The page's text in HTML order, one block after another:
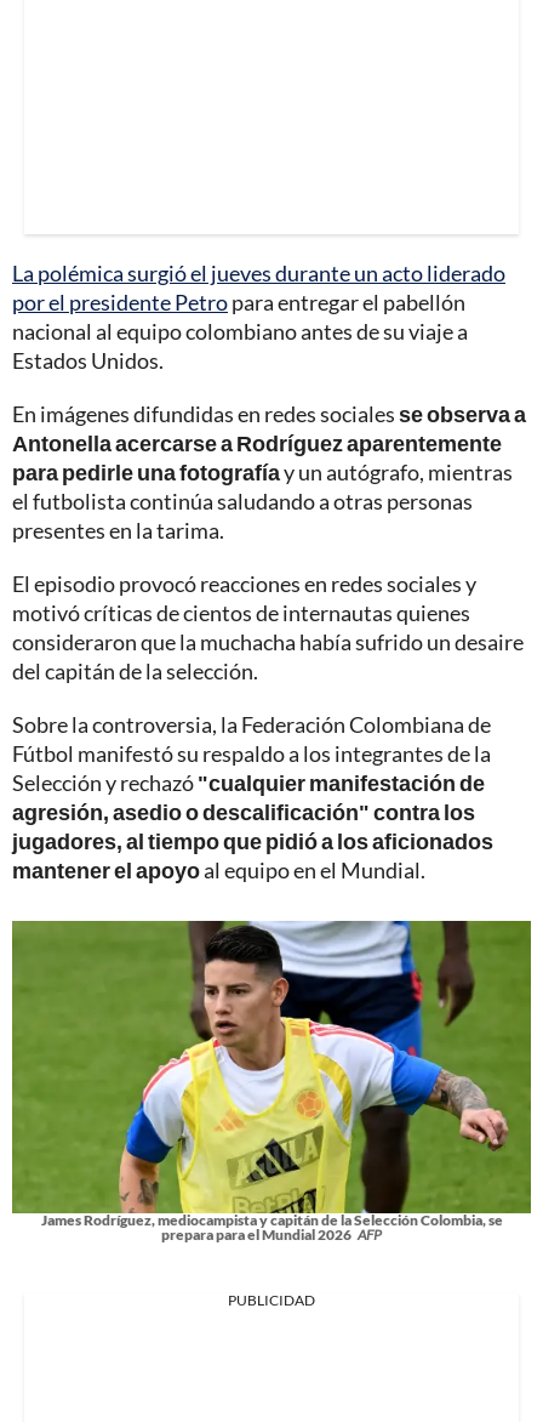
La polémica surgió el jueves durante un acto liderado
por el presidente Petropara entregar el pabellón
nacional al equipo colombiano antes de su viaje a
Estados Unidos.
En imágenes difundidas en redes socialesse observa a
Antonella acercarse a Rodríguez aparentemente
para pedirle una fotografíay un autógrafo, mientras
el futbolista continúa saludando a otras personas
presentes en la tarima.
El episodio provocó reacciones en redes sociales y
motivó críticas de cientos de internautas quienes
consideraron que la muchacha había sufrido un desaire
del capitán de la selección.
Sobre la controversia, la Federación Colombiana de
Fútbol manifestó su respaldo a los integrantes de la
Selección y rechazó"cualquier manifestación de
agresión, asedio o descalificación" contra los
jugadores, al tiempo que pidió a los aficionados
mantener el apoyoal equipo en el Mundial.
James Rodríguez, mediocampista y capitán de la Selección Colombia, se
prepara para el Mundial 2026 AFP
PUBLICIDAD